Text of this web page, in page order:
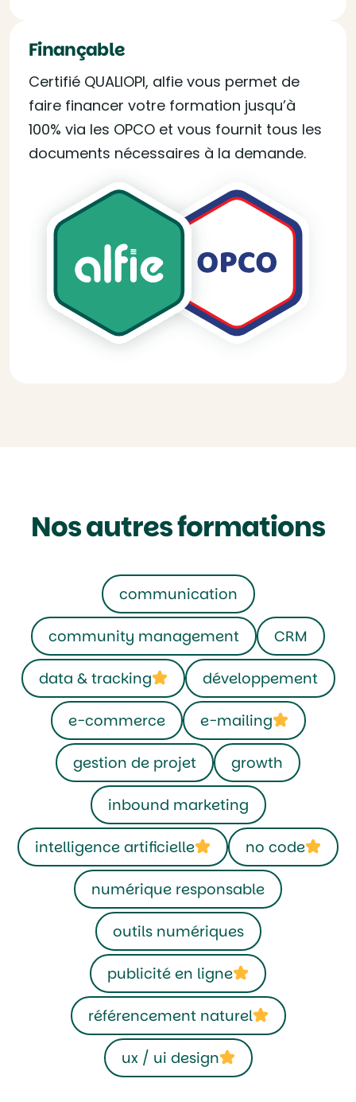
Finançable
Certifié QUALIOPI, alfie vous permet de
faire financer votre formation jusqu’à
100% via les OPCO et vous fournit tous les
documents nécessaires à la demande.
Nos autres formations
communication
community management CRM
data & tracking développement
e-commerce e-mailing
gestion de projet growth
inbound marketing
intelligence artificielle no code
numérique responsable
outils numériques
publicité en ligne
référencement naturel
ux / ui design